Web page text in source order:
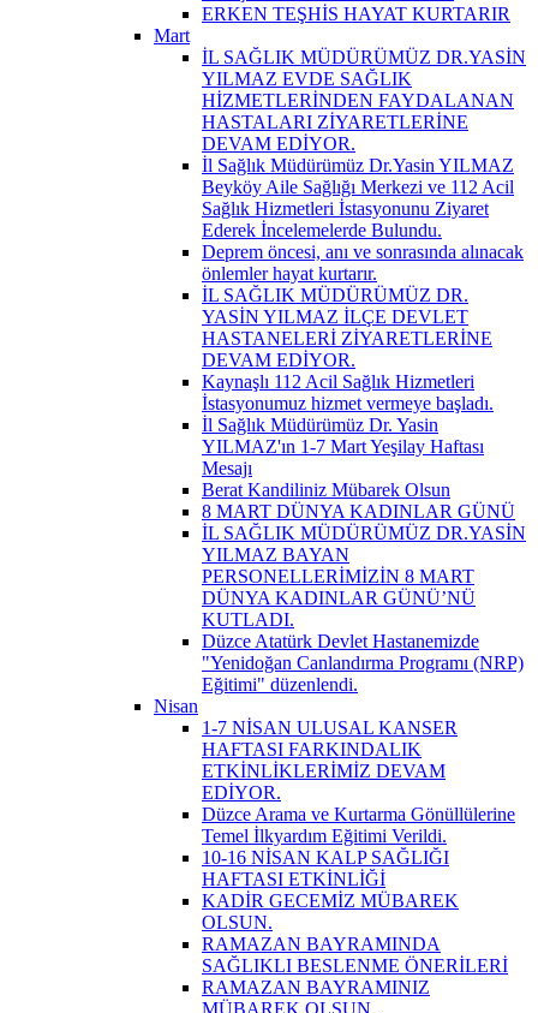
ERKEN TEŞHİS HAYAT KURTARIR
Mart
İL SAĞLIK MÜDÜRÜMÜZ DR.YASİN
YILMAZ EVDE SAĞLIK
HİZMETLERİNDEN FAYDALANAN
HASTALARI ZİYARETLERİNE
DEVAM EDİYOR.
İl Sağlık Müdürümüz Dr.Yasin YILMAZ
Beyköy Aile Sağlığı Merkezi ve 112 Acil
Sağlık Hizmetleri İstasyonunu Ziyaret
Ederek İncelemelerde Bulundu.
Deprem öncesi, anı ve sonrasında alınacak
önlemler hayat kurtarır.
İL SAĞLIK MÜDÜRÜMÜZ DR.
YASİN YILMAZ İLÇE DEVLET
HASTANELERİ ZİYARETLERİNE
DEVAM EDİYOR.
Kaynaşlı 112 Acil Sağlık Hizmetleri
İstasyonumuz hizmet vermeye başladı.
İl Sağlık Müdürümüz Dr. Yasin
YILMAZ'ın 1-7 Mart Yeşilay Haftası
Mesajı
Berat Kandiliniz Mübarek Olsun
8 MART DÜNYA KADINLAR GÜNÜ
İL SAĞLIK MÜDÜRÜMÜZ DR.YASİN
YILMAZ BAYAN
PERSONELLERİMİZİN 8 MART
DÜNYA KADINLAR GÜNÜ’NÜ
KUTLADI.
Düzce Atatürk Devlet Hastanemizde
"Yenidoğan Canlandırma Programı (NRP)
Eğitimi" düzenlendi.
Nisan
1-7 NİSAN ULUSAL KANSER
HAFTASI FARKINDALIK
ETKİNLİKLERİMİZ DEVAM
EDİYOR.
Düzce Arama ve Kurtarma Gönüllülerine
Temel İlkyardım Eğitimi Verildi.
10-16 NİSAN KALP SAĞLIĞI
HAFTASI ETKİNLİĞİ
KADİR GECEMİZ MÜBAREK
OLSUN.
RAMAZAN BAYRAMINDA
SAĞLIKLI BESLENME ÖNERİLERİ
RAMAZAN BAYRAMINIZ
MÜBAREK OLSUN.